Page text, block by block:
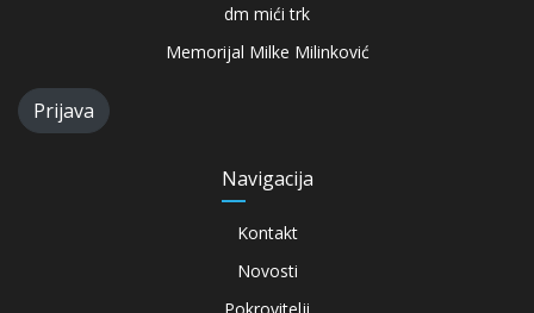
dm mići trk
Memorijal Milke Milinković
Prijava
Navigacija
Kontakt
Novosti